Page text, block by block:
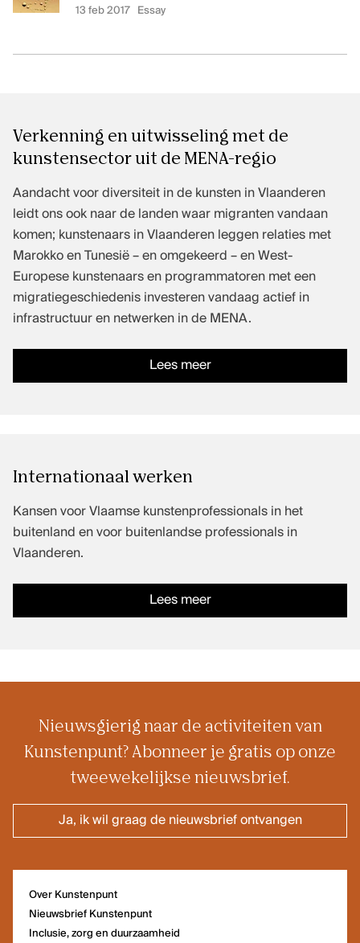
in de Ravensteingalerij vlak naast
het Centraal Station in Brussel.
13 feb 2017 Essay
Verkenning en uitwisseling met de
kunstensector uit de MENA-regio
Aandacht voor diversiteit in de kunsten in Vlaanderen
leidt ons ook naar de landen waar migranten vandaan
komen; kunstenaars in Vlaanderen leggen relaties met
Marokko en Tunesië – en omgekeerd – en West-
Europese kunstenaars en programmatoren met een
migratiegeschiedenis investeren vandaag actief in
infrastructuur en netwerken in de MENA.
Lees meer
Internationaal werken
Kansen voor Vlaamse kunstenprofessionals in het
buitenland en voor buitenlandse professionals in
Vlaanderen.
Lees meer
Nieuwsgierig naar de activiteiten van
Kunstenpunt? Abonneer je gratis op onze
tweewekelijkse nieuwsbrief.
Ja, ik wil graag de nieuwsbrief ontvangen
Over Kunstenpunt
Nieuwsbrief Kunstenpunt
Inclusie, zorg en duurzaamheid